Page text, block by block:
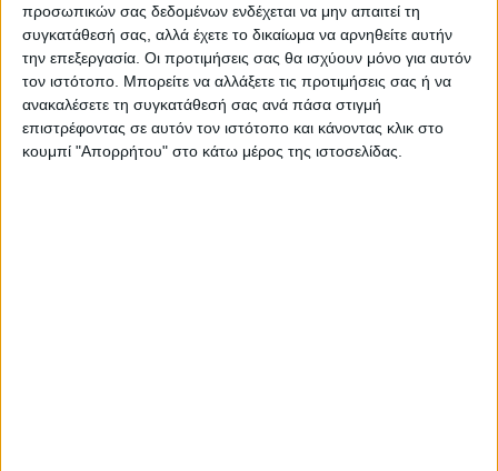
προσωπικών σας δεδομένων ενδέχεται να μην απαιτεί τη
συγκατάθεσή σας, αλλά έχετε το δικαίωμα να αρνηθείτε αυτήν
την επεξεργασία. Οι προτιμήσεις σας θα ισχύουν μόνο για αυτόν
τον ιστότοπο. Μπορείτε να αλλάξετε τις προτιμήσεις σας ή να
ανακαλέσετε τη συγκατάθεσή σας ανά πάσα στιγμή
επιστρέφοντας σε αυτόν τον ιστότοπο και κάνοντας κλικ στο
κουμπί "Απορρήτου" στο κάτω μέρος της ιστοσελίδας.
εξέτασης μέχρι τις 08.00 π.μ.
Η διάρκεια εξέτασης κάθε μαθήματος είναι
τρεις (3) ώρες.
Τελευταίες Ειδήσεις Σήμερα